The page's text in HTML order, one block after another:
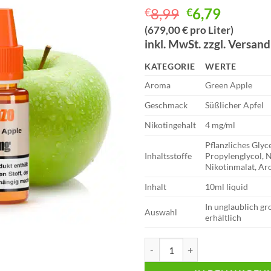
€8,99
Preis
war:
€6,79
Preis
ist:
(679,00 € pro Liter)
inkl. MwSt. zzgl.
KATEGORIE
WERTE
Aroma
Green Apple
Geschmack
Süßlicher Apfel
Nikotingehalt
4 mg/ml
Inhaltsstoffe
Pflanzliches
Propylenglycol,
Nikotinmalat,
Inhalt
10ml liquid
Auswahl
In unglaublich
erhältlich